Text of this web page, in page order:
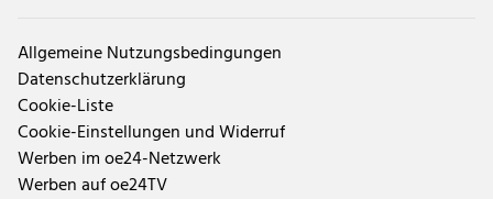
Allgemeine Nutzungsbedingungen
Datenschutzerklärung
Cookie-Liste
Cookie-Einstellungen und Widerruf
Werben im oe24-Netzwerk
Werben auf oe24TV